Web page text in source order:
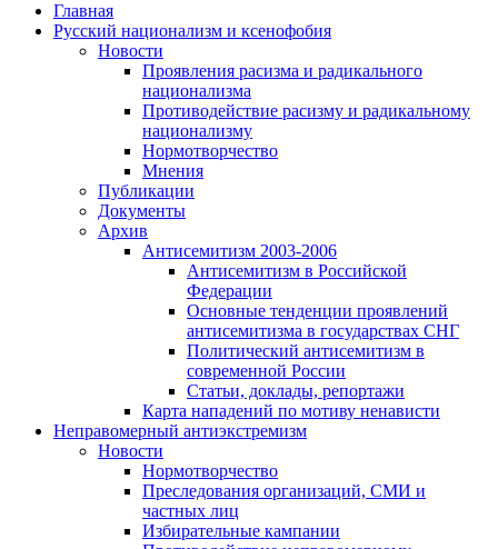
Главная
Русский национализм и ксенофобия
Новости
Проявления расизма и радикального
национализма
Противодействие расизму и радикальному
национализму
Нормотворчество
Мнения
Публикации
Документы
Архив
Антисемитизм 2003-2006
Антисемитизм в Российской
Федерации
Основные тенденции проявлений
антисемитизма в государствах СНГ
Политический антисемитизм в
современной России
Статьи, доклады, репортажи
Карта нападений по мотиву ненависти
Неправомерный антиэкстремизм
Новости
Нормотворчество
Преследования организаций, СМИ и
частных лиц
Избирательные кампании